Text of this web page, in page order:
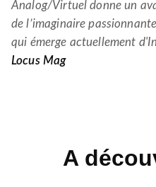
Analog/Virtuel donne un
de l’imaginaire
qui émerge actuellement
Locus Mag
A